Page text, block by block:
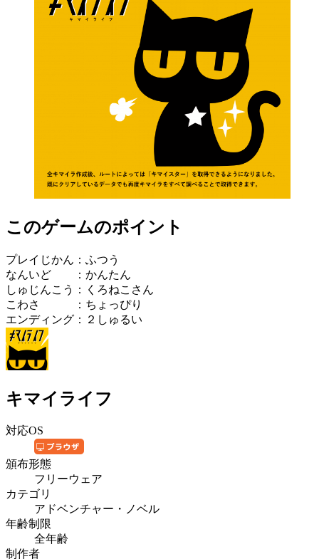
このゲームのポイント
プレイじかん：ふつう
なんいど ：かんたん
しゅじんこう：くろねこさん
こわさ ：ちょっぴり
エンディング：２しゅるい
キマイライフ
対応OS
頒布形態
フリーウェア
カテゴリ
アドベンチャー・ノベル
年齢制限
全年齢
制作者